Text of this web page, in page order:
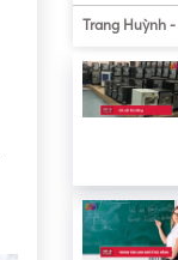
Trang Huỳnh -